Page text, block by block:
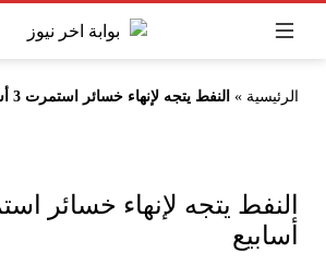
الرئيسية » النفط يتجه لإنهاء خسائر استمرت 3 أسابيع
أسابيع